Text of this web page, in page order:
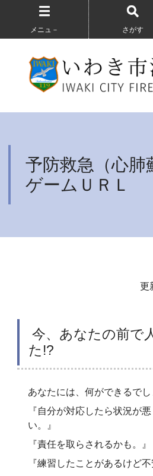
メニュ－ さがす
予防救急（心
ゲームＵＲＬ
更
今、あなたの前で
た!?
あなたには、何ができるでし
『自分が対応したら状況が
い。』
『責任を取らされるかも。』
『練習したことがあるけど不